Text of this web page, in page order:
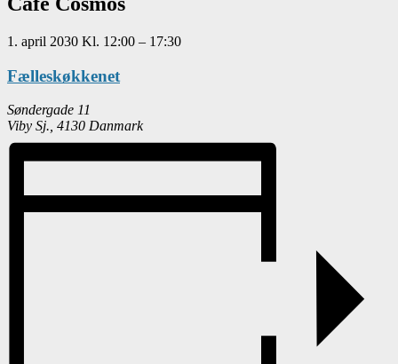
1. april 2030 Kl. 12:00 – 17:30
Fælleskøkkenet
Søndergade 11
Viby Sj. 4130 Danmark